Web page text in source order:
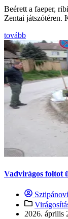
Beérett a faeper,
Zentai játszótéren.
tovább
Vadvirágos foltot
2026. április